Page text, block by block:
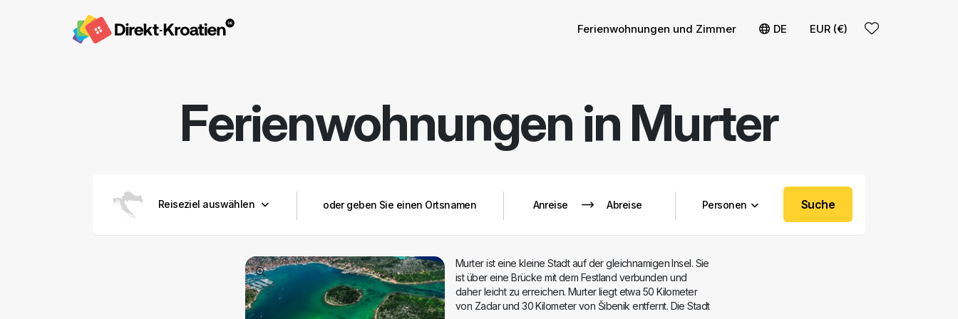
Ferienwohnungen und Zimmer DE EUR (€)
Ferienwohnungen in Murter
Reiseziel auswählen Personen Suche
Murter ist eine kleine Stadt auf der gleichnamigen Insel. Sie
ist über eine Brücke mit dem Festland verbunden und
daher leicht zu erreichen. Murter liegt etwa 50 Kilometer
von Zadar und 30 Kilometer von Šibenik entfernt. Die Stadt
Filter entfernen